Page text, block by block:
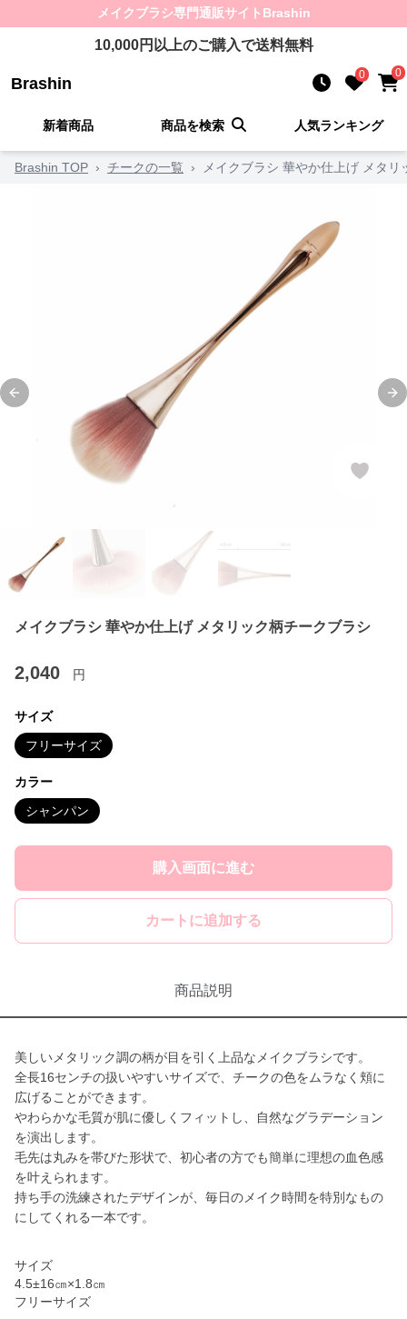
メイクブラシ専門通販サイト Brashin
10,000円以上のご購入で送料無料
Brashin 0 0
新着商品 商品を検索 人気ランキング
Brashin TOP › チークの一覧 › メイクブラシ 華やか仕上げ メタリ
Previous slide
メイクブラシ 華やか仕上げ メタリック柄チークブラシ
2,040 円
サイズ
フリーサイズ
カラー
シャンパン
購入画面に進む
カートに追加する
商品説明
美しいメタリック調の柄が目を引く上品なメイクブラシです。
全長16センチの扱いやすいサイズで、チークの色をムラなく頬に
広げることができます。
やわらかな毛質が肌に優しくフィットし、自然なグラデーション
を演出します。
毛先は丸みを帯びた形状で、初心者の方でも簡単に理想の血色感
を叶えられます。
持ち手の洗練されたデザインが、毎日のメイク時間を特別なもの
にしてくれる一本です。
サイズ
4.5±16㎝×1.8㎝
フリーサイズ